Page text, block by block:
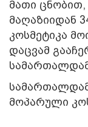
მათი
მაღაზიიდან
კოსმეტიკა
დაცვამ
მოპარული